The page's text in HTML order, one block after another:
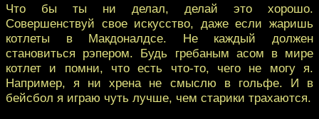
Что бы ты ни делал, делай это хорошо.
Совершенствуй свое искусство, даже если жаришь
котлеты в Макдоналдсе. Не каждый должен
становиться рэпером. Будь гребаным асом в мире
котлет и помни, что есть что-то, чего не могу я.
Например, я ни хрена не смыслю в гольфе. И в
бейсбол я играю чуть лучше, чем старики трахаются.